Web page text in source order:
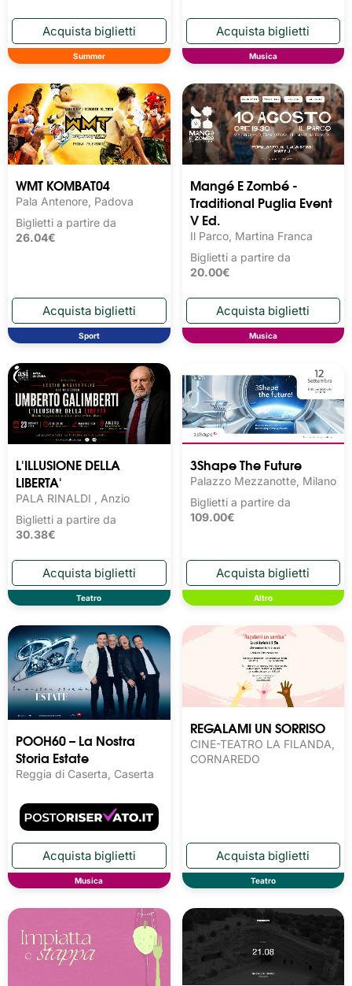
Summer Musica
WMT KOMBAT04
Pala Antenore, Padova
Biglietti a partire da
26.04€
Sport
Mangé E Zombé -
Traditional Puglia Event
V Ed.
Il Parco, Martina Franca
Biglietti a partire da
20.00€
Musica
L'ILLUSIONE DELLA
LIBERTA'
PALA RINALDI , Anzio
Biglietti a partire da
30.38€
Teatro
3Shape The Future
Palazzo Mezzanotte, Milano
Biglietti a partire da
109.00€
Altro
POOH60 – La Nostra
Storia Estate
Reggia di Caserta, Caserta
Musica
REGALAMI UN SORRISO
CINE-TEATRO LA FILANDA,
CORNAREDO
Teatro